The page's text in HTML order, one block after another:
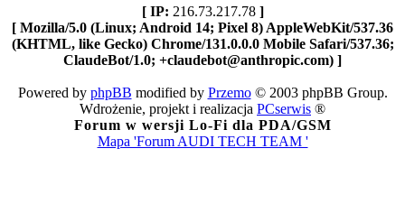
[ IP: 216.73.217.78 ]
[ Mozilla/5.0 (Linux; Android 14; Pixel 8) AppleWebKit/537.36
(KHTML, like Gecko) Chrome/131.0.0.0 Mobile Safari/537.36;
ClaudeBot/1.0; +claudebot@anthropic.com) ]
Powered by phpBB modified by Przemo© 2003 phpBB Group.
Wdrożenie, projekt i realizacja PCserwis ®
Forum w wersji Lo-Fi dla PDA/GSM
Mapa 'Forum AUDI TECH TEAM '